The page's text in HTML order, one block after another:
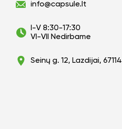
info@capsule.lt
I-V 8:30-17:30
VI-VII Nedirbame
Seinų g. 12, Lazdijai, 67114